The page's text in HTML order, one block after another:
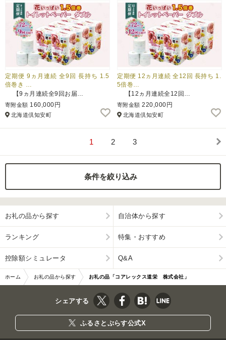
定期便 9ヵ月連続 全9回 長持ち 1.5
倍巻き …
【9ヵ月連続全9回お届…
寄附金額 160,000円
北海道倶知安町
定期便 12ヵ月連続 全12回 長持ち 1.
5倍巻…
【12ヵ月連続全12回…
寄附金額 220,000円
北海道倶知安町
1 2 3
条件を絞り込み
お礼の品から探す 自治体から探す
ランキング 特集・おすすめ
控除額シミュレータ Q&A
ホーム お礼の品から探す お礼の品「コアレックス道栄 株式会社」
シェアする
ふるさとぷらす公式X